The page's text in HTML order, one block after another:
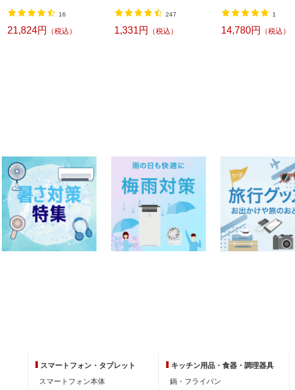
16
21,824円 （税込）
247
1,331円 （税込）
1
14,780円 （税込）
スマートフォン・ タブレット
スマートフォン本体
キッチン用品・ 食器・調理器具
鍋・フライパン